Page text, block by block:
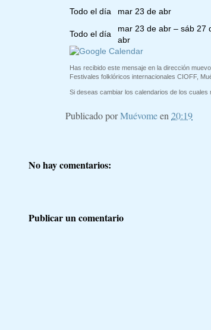
Todo el día
mar 23 de abr
Todo el día
mar 23 de abr – sáb 27
abr
Has recibido este mensaje en la dirección
Festivales folklóricos internacionales CIOFF,
Si deseas cambiar los calendarios de los
Publicado porMuévome en20:19
No hay comentarios:
Publicar un comentario